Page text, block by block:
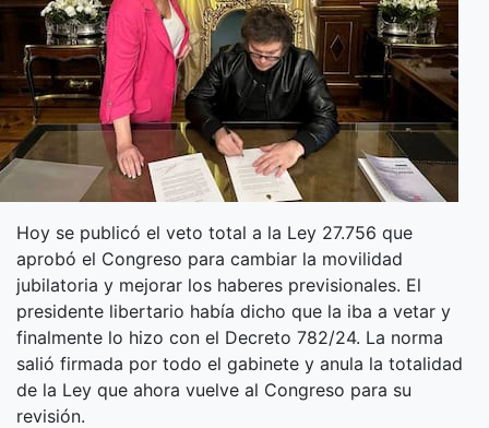
Hoy se publicó el veto total a la Ley 27.756 que
aprobó el Congreso para cambiar la movilidad
jubilatoria y mejorar los haberes previsionales. El
presidente libertario había dicho que la iba a vetar y
finalmente lo hizo con el Decreto 782/24. La norma
salió firmada por todo el gabinete y anula la totalidad
de la Ley que ahora vuelve al Congreso para su
revisión.